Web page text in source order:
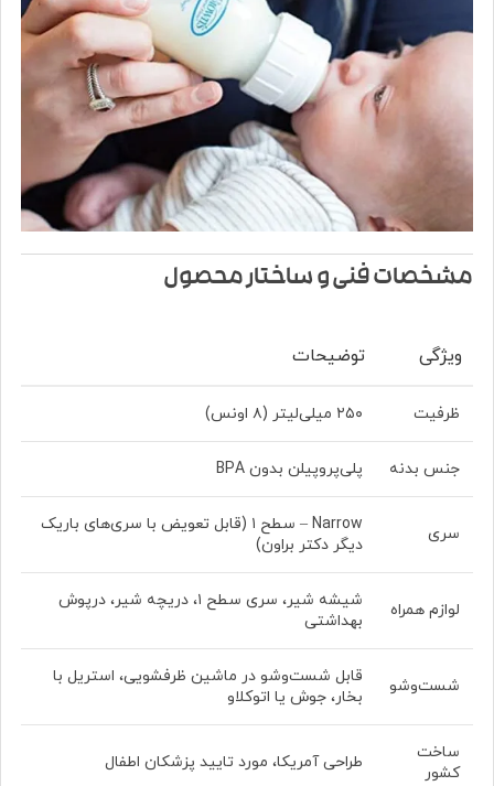
مشخصات فنی و ساختار محصول
ویژگی توضیحات
ظرفیت ۲۵۰ میلی‌لیتر (۸ اونس)
جنس بدنه پلی‌پروپیلن بدون BPA
سری
Narrow – سطح ۱ (قابل تعویض با سری‌های باریک
دیگر دکتر براون)
لوازم همراه
شیشه شیر، سری سطح ۱، دریچه شیر، درپوش
بهداشتی
شست‌وشو
قابل شست‌وشو در ماشین ظرفشویی، استریل با
بخار، جوش یا اتوکلاو
ساخت
کشور
طراحی آمریکا، مورد تایید پزشکان اطفال